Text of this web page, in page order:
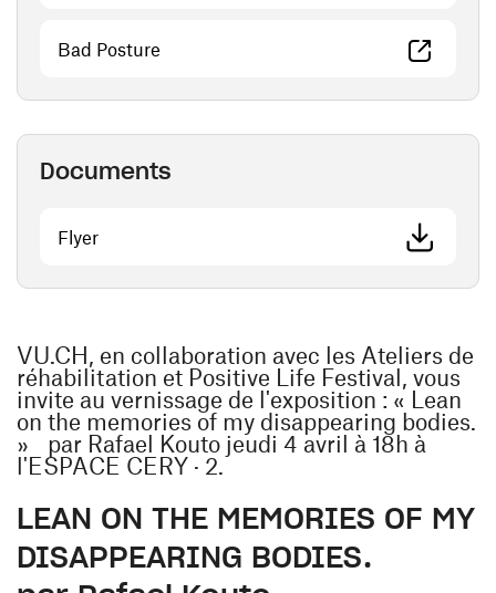
Bad Posture
Documents
Flyer(ouvre une nouvelle fenêtre)
VU.CH, en collaboration avec les Ateliers de
réhabilitation et Positive Life Festival, vous
invite au vernissage de l'exposition : « Lean
on the memories of my disappearing bodies.
» par Rafael Kouto jeudi 4 avril à 18h à
l'ESPACE CERY · 2.
LEAN ON THE MEMORIES OF MY
DISAPPEARING BODIES.